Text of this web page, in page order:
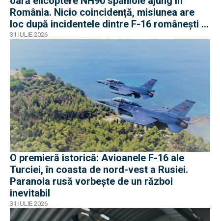
România. Nicio coincidență, misiunea are
loc după incidentele dintre F-16 românești și
dronele ruse
31 IULIE 2026
O premieră istorică: Avioanele F-16 ale
Turciei, în coasta de nord-vest a Rusiei.
Paranoia rusă vorbește de un război
inevitabil
31 IULIE 2026